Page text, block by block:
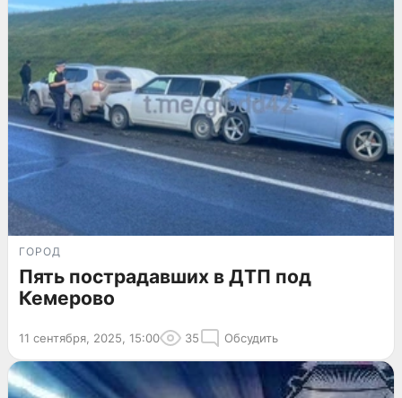
ГОРОД
Пять пострадавших в ДТП под
Кемерово
11 сентября, 2025, 15:00 35 Обсудить